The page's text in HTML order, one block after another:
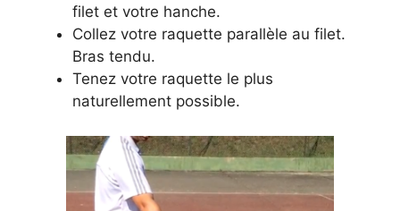
filet et votre hanche.
Collez votre raquette parallèle au filet.
Bras tendu.
Tenez votre raquette le plus
naturellement possible.